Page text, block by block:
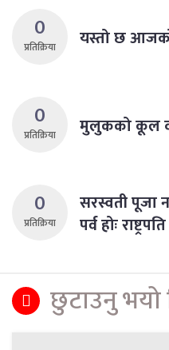
0
प्रतिक्रिया यस्तो छ
0
प्रतिक्रिया मुलुकको कूल
0
प्रतिक्रिया
सरस्वती पूजा
पर्व होः राष्ट्रपति
छुटाउनु भयो